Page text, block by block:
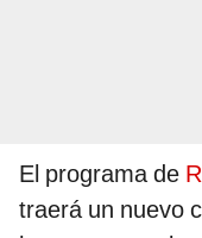
El programa de
traerá un nuevo